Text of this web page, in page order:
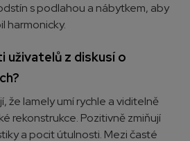
s podlahou a nábytkem, aby
harmonicky.
uživatelů z diskusí o
že lamely umí rychle a viditelně
rekonstrukce. Pozitivně zmiňují
a pocit útulnosti. Mezi časté